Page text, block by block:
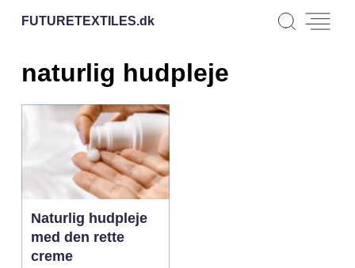
FUTURETEXTILES.dk
naturlig hudpleje
Naturlig hudpleje
med den rette
creme